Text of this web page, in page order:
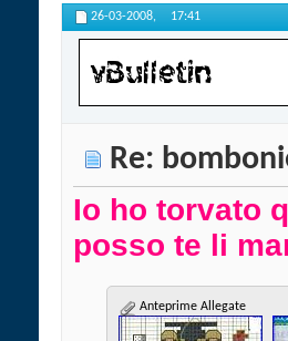
26-03-2008, 17:41
Re:
Io ho torvato
posso te li
Anteprime Allegate